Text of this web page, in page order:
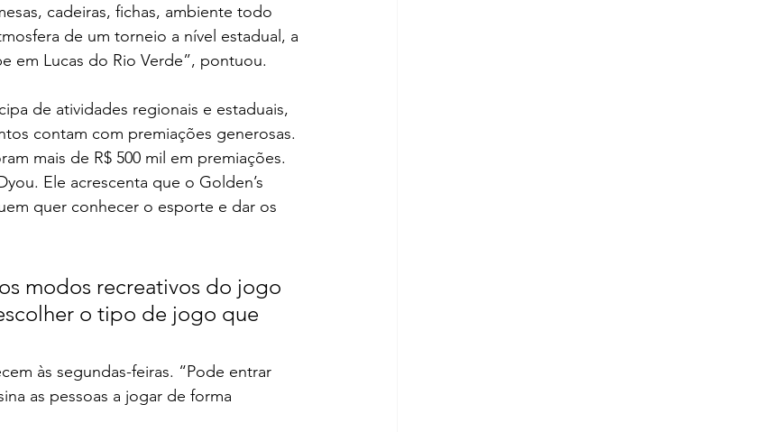
cadeiras, fichas, ambiente todo
de um torneio a nível estadual, a
em Lucas do Rio Verde”, pontuou.
de atividades regionais e estaduais,
contam com premiações generosas.
mais de R$ 500 mil em premiações.
Ele acrescenta que o Golden’s
quer conhecer o esporte e dar os
modos recreativos do jogo
o tipo de jogo que
às segundas-feiras. “Pode entrar
as pessoas a jogar de forma